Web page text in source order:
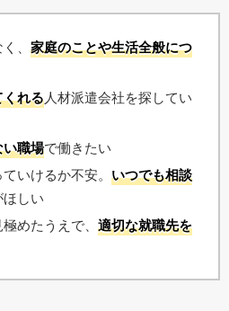
、 家庭のことや生活全般につ
くれる人材派遣会社を探してい
い職場で働きたい
いけるか不安。 いつでも相談
ほしい
極めたうえで、 適切な就職先を